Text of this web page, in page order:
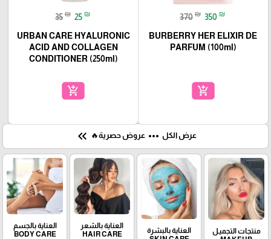
370 ₪ 350 ₪
BURBERRY HER ELIXIR DE
PARFUM (100ml)
add_shopping_cart
35 ₪ 25 ₪
URBAN CARE HYALURONIC
ACID AND COLLAGEN
CONDITIONER (250ml)
add_shopping_cart
عرض الكل more_horiz عروض حصرية🔥 keyboard_double_arrow_left
منتجات التجميـل
العناية بالبشرة
العناية بالشعر
HAIR CARE
العناية بالجسم
BODY CARE